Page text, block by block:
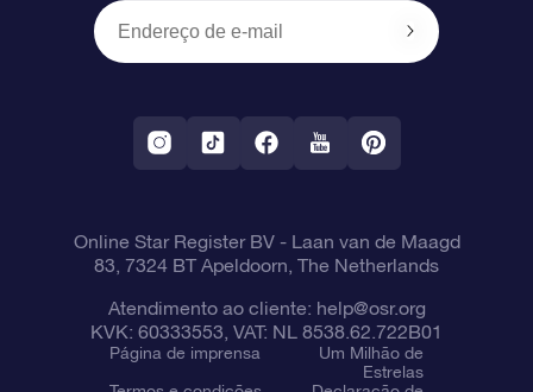
OSR Starsaver
Aplicativo RV Fly me to the stars
Política de devolução
Constelações
Online Star Register BV- Laan van de Maagd
83, 7324 BT Apeldoorn, The Netherlands
Atendimento ao cliente: help@osr.org
KVK: 60333553, VAT: NL 8538.62.722B01
Página de imprensa
Um Milhão de
Estrelas